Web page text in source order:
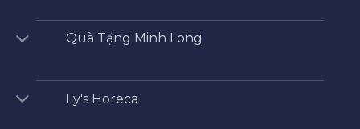
Quà Tặng Minh Long
Ly's Horeca